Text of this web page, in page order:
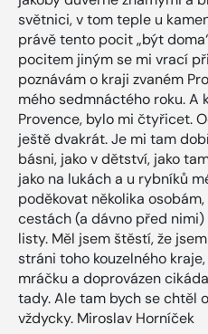
světnici, v tom teple u
právě tento pocit „být
pocitem jiným se mi vrací
poznávám o kraji zvaném
mého sedmnáctého roku. A
Provence, bylo mi čtyřicet.
ještě dvakrát. Je mi tam
básni, jako v dětství, jako
jako na lukách a u rybníků
poděkovat několika
cestách (a dávno před
listy. Měl jsem štěstí, že
stráni toho kouzelného
mráčku a doprovázen
tady. Ale tam bych se chtěl
vždycky. Miroslav Horníček